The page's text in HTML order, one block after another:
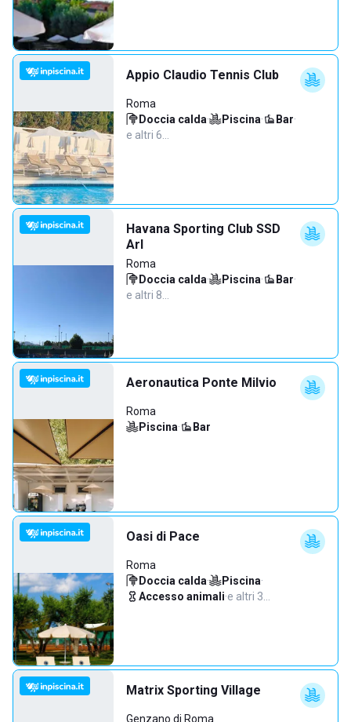
Appio Claudio Tennis Club
Roma
Doccia calda· Piscina· Bar·
e altri 6…
Havana Sporting Club SSD
Arl
Roma
Doccia calda· Piscina· Bar·
e altri 8…
Aeronautica Ponte Milvio
Roma
Piscina· Bar
Oasi di Pace
Roma
Doccia calda· Piscina·
Accesso animali·e altri 3…
Matrix Sporting Village
Genzano di Roma